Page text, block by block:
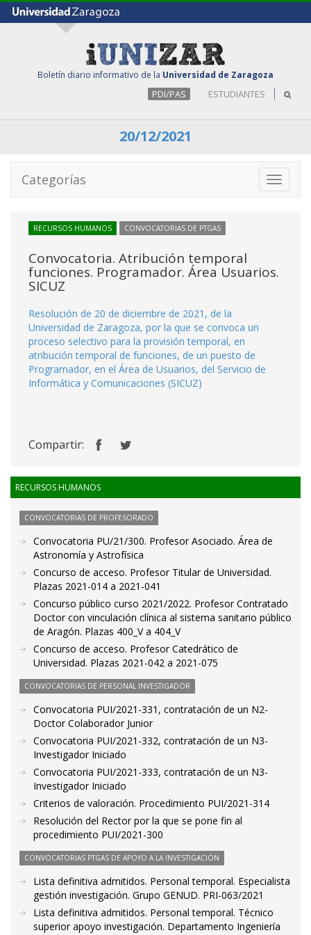
Boletín diario informativo de la Universidad de Zaragoza
PDI/PAS ESTUDIANTES
20/12/2021
Toggle
Categorías
RECURSOS HUMANOS CONVOCATORIAS DE PTGAS
Convocatoria. Atribución temporal
funciones. Programador. Área Usuarios.
SICUZ
Resolución de 20 de diciembre de 2021, de la
Universidad de Zaragoza, por la que se convoca un
proceso selectivo para la provisión temporal, en
atribución temporal de funciones, de un puesto de
Programador, en el Área de Usuarios, del Servicio de
Informática y Comunicaciones (SICUZ)
Compartir:
RECURSOS HUMANOS
CONVOCATORIAS DE PROFESORADO
Convocatoria PU/21/300. Profesor Asociado. Área de
Astronomía y Astrofísica
Concurso de acceso. Profesor Titular de Universidad.
Plazas 2021-014 a 2021-041
Concurso público curso 2021/2022. Profesor Contratado
Doctor con vinculación clínica al sistema sanitario público
de Aragón. Plazas 400_V a 404_V
Concurso de acceso. Profesor Catedrático de
Universidad. Plazas 2021-042 a 2021-075
CONVOCATORIAS DE PERSONAL INVESTIGADOR
Convocatoria PUI/2021-331, contratación de un N2-
Doctor Colaborador Junior
Convocatoria PUI/2021-332, contratación de un N3-
Investigador Iniciado
Convocatoria PUI/2021-333, contratación de un N3-
Investigador Iniciado
Criterios de valoración. Procedimiento PUI/2021-314
Resolución del Rector por la que se pone fin al
procedimiento PUI/2021-300
CONVOCATORIAS PTGAS DE APOYO A LA INVESTIGACIÓN
Lista definitiva admitidos. Personal temporal. Especialista
gestión investigación. Grupo GENUD. PRI-063/2021
Lista definitiva admitidos. Personal temporal. Técnico
superior apoyo investigación. Departamento Ingeniería